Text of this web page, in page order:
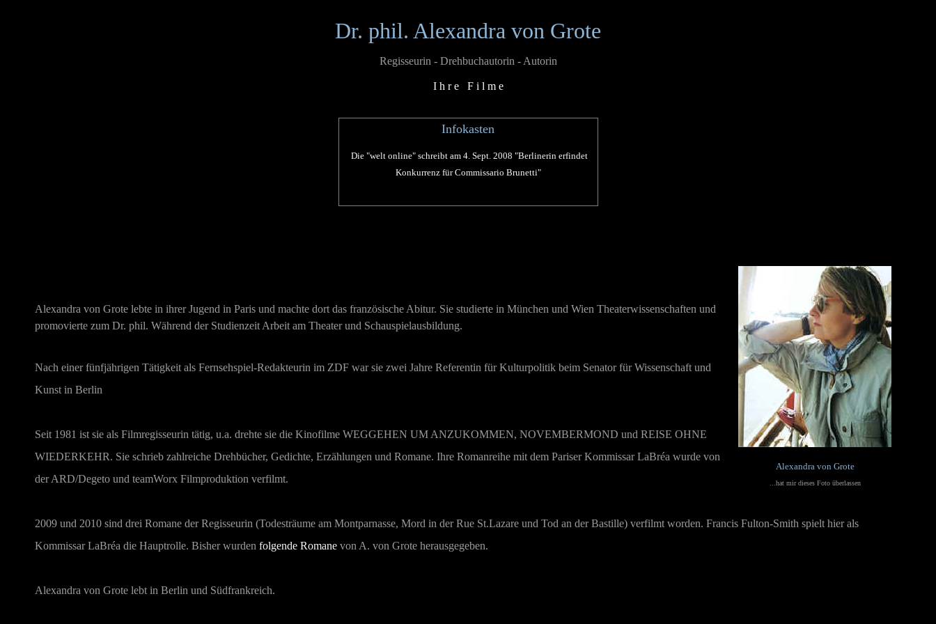
Dr. phil. Alexandra von Grote
Regisseurin - Drehbuchautorin - Autorin
I h r e F i l m e
Infokasten
Die "welt online" schreibt am 4. Sept. 2008 "Berlinerin erfindet
Konkurrenz für Commissario Brunetti"
Alexandra von Grote
...hat mir dieses Foto überlassen
Alexandra von Grote lebte in ihrer Jugend in Paris und machte dort das französische Abitur. Sie studierte in München und Wien Theaterwissenschaften und
promovierte zum Dr. phil. Während der Studienzeit Arbeit am Theater und Schauspielausbildung.
Nach einer fünfjährigen Tätigkeit als Fernsehspiel-Redakteurin im ZDF war sie zwei Jahre Referentin für Kulturpolitik beim Senator für Wissenschaft und
Kunst in Berlin
Seit 1981 ist sie als Filmregisseurin tätig, u.a. drehte sie die Kinofilme WEGGEHEN UM ANZUKOMMEN, NOVEMBERMOND und REISE OHNE
WIEDERKEHR. Sie schrieb zahlreiche Drehbücher, Gedichte, Erzählungen und Romane. Ihre Romanreihe mit dem Pariser Kommissar LaBréa wurde von
der ARD/Degeto und teamWorx Filmproduktion verfilmt.
2009 und 2010 sind drei Romane der Regisseurin (Todesträume am Montparnasse, Mord in der Rue St.Lazare und Tod an der Bastille) verfilmt worden. Francis Fulton-Smith spielt hier als
Kommissar LaBréa die Hauptrolle. Bisher wurden folgende Romane von A. von Grote herausgegeben.
Alexandra von Grote lebt in Berlin und Südfrankreich.